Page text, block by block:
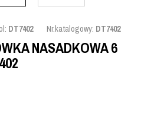
DT7402 Nr.katalogowy: DT7402
NASADKOWA 6